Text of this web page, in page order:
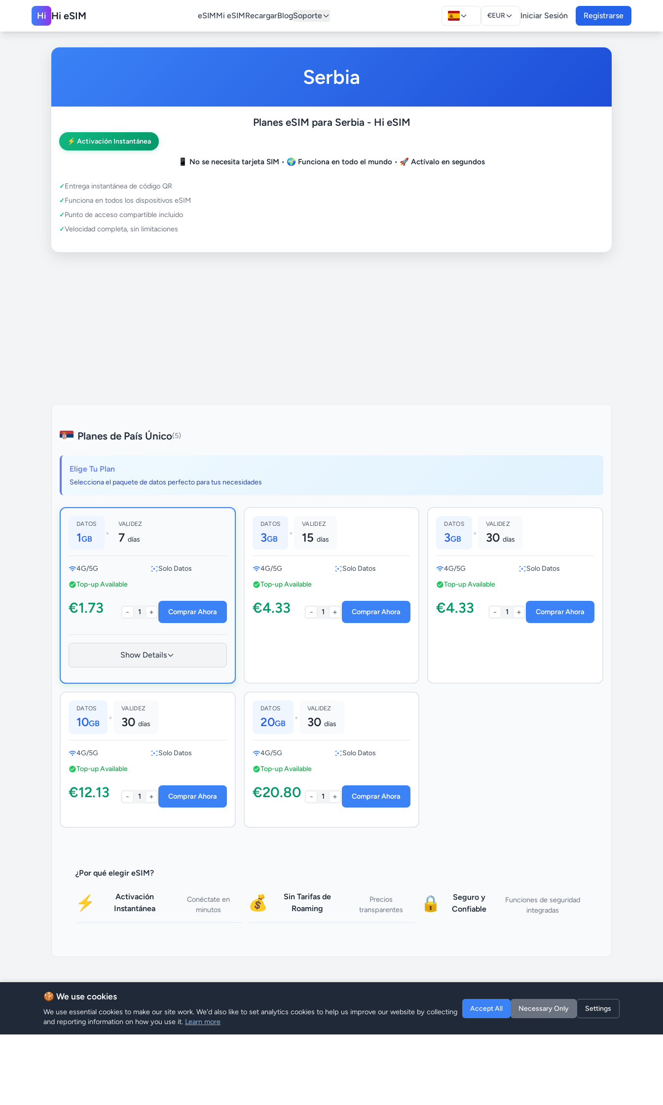
Hi Hi eSIM eSIMMi eSIMRecargarBlogSoporte €EUR Iniciar Sesión Registrarse
Serbia
Planes eSIM para Serbia - Hi eSIM
⚡ Activación Instantánea
📱 No se necesita tarjeta SIM • 🌍 Funciona en todo el mundo • 🚀 Actívalo en segundos
Entrega instantánea de código QR
Funciona en todos los dispositivos eSIM
Punto de acceso compartible incluido
Velocidad completa, sin limitaciones
Planes de País Único(5)
Elige Tu Plan
Selecciona el paquete de datos perfecto para tus necesidades
DATOS
1GB •
VALIDEZ
7 días
4G/5G
Solo Datos
Top-up Available
€1.73 - 1 + Comprar Ahora
Show Details
DATOS
3GB •
VALIDEZ
15días
4G/5G
Solo Datos
Top-up Available
€4.33 - 1 + Comprar Ahora
DATOS
3GB •
VALIDEZ
30 días
4G/5G
Solo Datos
Top-up Available
€4.33 - 1 + Comprar Ahora
DATOS
10GB •
VALIDEZ
30 días
4G/5G
Solo Datos
Top-up Available
€12.13 - 1 + Comprar Ahora
DATOS
20GB •
VALIDEZ
30 días
4G/5G
Solo Datos
Top-up Available
€20.80 - 1 + Comprar Ahora
¿Por qué elegir eSIM?
⚡
Activación
Instantánea
Conéctate en
minutos
💰
Sin Tarifas de
Roaming
Precios
transparentes
🔒
Seguro y
Confiable
Funciones de seguridad
integradas
🍪 We use cookies
We use essential cookies to make our site work. We'd also like to set analytics cookies to help us improve our website by collecting
and reporting information on how you use it. Learn more
Accept All Necessary Only Settings